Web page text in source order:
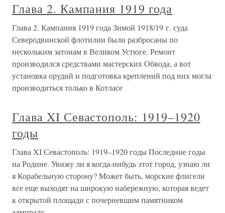
Глава 2. Кампания 1919 года
Глава 2. Кампания 1919 года Зимой 1918/19 г. суда
Северодвинской флотилии были разбросаны по
нескольким затонам в Великом Устюге. Ремонт
производился средствами мастерских Обвода, а вот
установка орудий и подготовка креплений под них могла
производиться только в Котласе
Глава XI Севастополь: 1919–1920
годы
Глава XI Севастополь: 1919–1920 годы Последние годы
на Родине. Увижу ли я когда-нибудь этот город, узнаю ли
я Корабельную сторону? Может быть, морские флигели
все еще выходят на широкую набережную, которая ведет
к открытой площади с почерневшим памятником